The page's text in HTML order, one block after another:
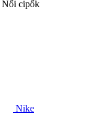
Női cipők
Nike